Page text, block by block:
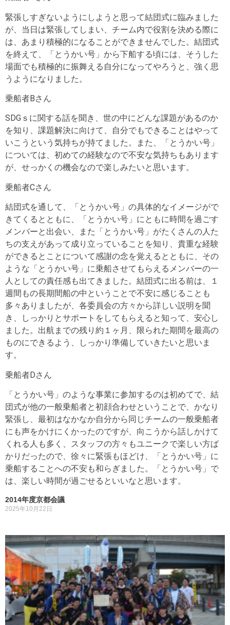
緊張しすぎないようにしようと思って結団式に臨みました
が、当日は緊張してしまい、チーム内で役割を決める際に
は、あまり積極的になることができませんでした。結団式
を終えて、「とうかい号」から下船する頃には、そうした
場面でも積極的に振舞える自分になってやろうと、強く思
うようになりました。
乗船者Bさん
SDGｓに関する話を聞き、世の中にどんな課題があるのか
を知り、課題解決に向けて、自分でもできることはやって
いこうという気持ちが持てました。また、「とうかい号」
については、初めての経験なので不安な気持ちもあります
が、せっかくの機会なので楽しみたいと思います。
乗船者Cさん
結団式を通して、「とうかい号」の具体的なイメージがで
きてくるとともに、「とうかい号」にともに時間を過ごす
メンバーと出会い、また「とうかい号」がたくさんの人た
ちの支えがあって成り立っていることを知り、貴重な経験
ができるとことについて感謝の念を覚えるとともに、その
ような「とうかい号」に乗船させてもらえるメンバーの一
人としての責任感も出てきました。結団式に出る前は、１
週間もの長期間船の中ということで不安に感じることも
多々ありましたが、各委員会の方々から詳しい説明を聞
き、しっかりとサポートをしてもらえると知って、安心し
ました。出航までの残り約１ヶ月、限られた期間を最高の
ものにできるよう、しっかり準備していきたいと思いま
す。
乗船者Dさん
「とうかい号」のような事業に参加するのは初めてで、結
団式が他の一般乗船者と初顔合わせということで、かなり
緊張し、最初はなかなか自分から同じチームの一般乗船者
にも声をかけにくかったのですが、向こうから話しかけて
くれる人も多く、スタッフの方々もユニークで楽しい方ば
かりだったので、徐々に緊張もほどけ、「とうかい号」に
乗船することへの不安も和らぎました。「とうかい号」で
は、楽しい時間が過ごせるといいなと思います。
2014年度京都会議
2025年10月22日